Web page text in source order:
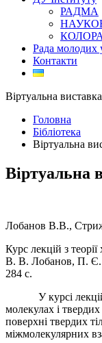
РАДМА
Рада молодих
Контакти
Віртуальна виставка
Головна
Бібліотека
Віртуальна
Віртуальна
Лобанов В.В.,
Курс лекцій з
В. В. Лобанов, П. Є.
284 с.
У курcі лекцій
молекулах і твердих
поверхні твердих
міжмолекулярних